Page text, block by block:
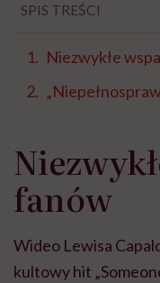
SPIS TREŚCI
Niezwykłe
fanów
Wideo Lewisa
kultowy hit